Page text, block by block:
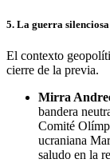
5. La guerra
El contexto
cierre de la previa.
Mirra
bandera
Comité
ucraniana
saludo en la